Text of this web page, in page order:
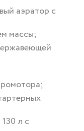
аэратор с
массы;
л с